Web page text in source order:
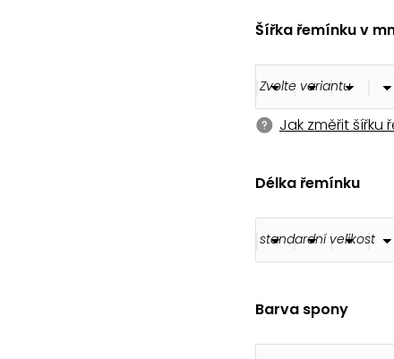
Barva spony
Délka řemínku
Šířka řemínku v
Jak změřit šířku